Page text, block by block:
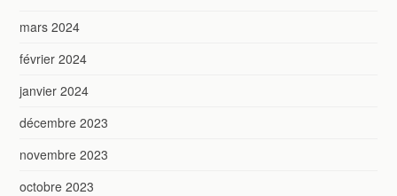
mars 2024
février 2024
janvier 2024
décembre 2023
novembre 2023
octobre 2023